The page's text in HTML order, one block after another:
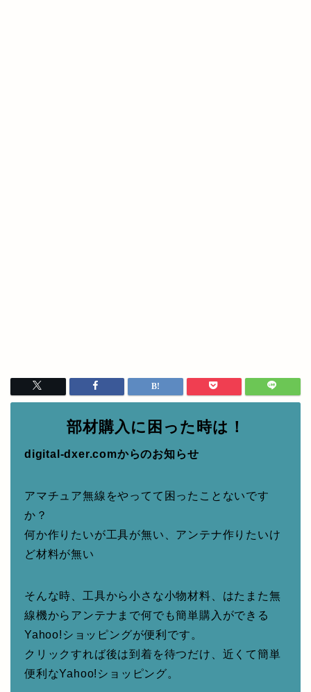
部材購入に困った時は！
digital-dxer.comからのお知らせ
アマチュア無線をやってて困ったことないです
か？
何か作りたいが工具が無い、アンテナ作りたいけ
ど材料が無い
そんな時、工具から小さな小物材料、はたまた無
線機からアンテナまで何でも簡単購入ができる
Yahoo!ショッピングが便利です。
クリックすれば後は到着を待つだけ、近くて簡単
便利なYahoo!ショッピング。